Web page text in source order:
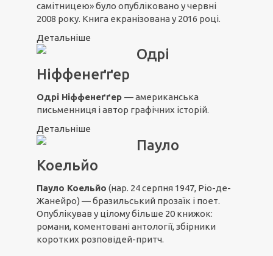
самітницею» було опубліковано у червні
2008 року. Книга екранізована у 2016 році.
Детальніше
Одрі
Ніффенеґґер
Одрі Ніффенеґґер — американська
письменниця і автор графічних історій.
Детальніше
Пауло
Коельйо
Пауло Коельйо (нар. 24 серпня 1947, Ріо-де-
Жанейро) — бразильський прозаїк і поет.
Опублікував у цілому більше 20 книжок:
романи, коментовані антології, збірники
коротких розповідей-притч.